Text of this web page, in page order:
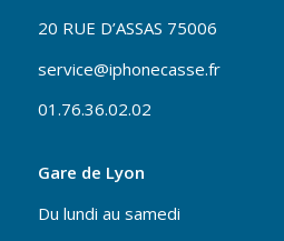
20 RUE D’ASSAS 75006
service@iphonecasse.fr
01.76.36.02.02
Gare de Lyon
Du lundi au samedi